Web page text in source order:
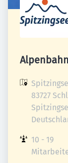
83727
10 - 19